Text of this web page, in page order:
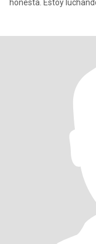
honesta. Estoy